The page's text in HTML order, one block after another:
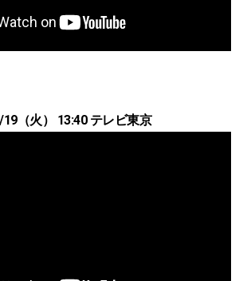
19（火） 13:40 テレビ東京